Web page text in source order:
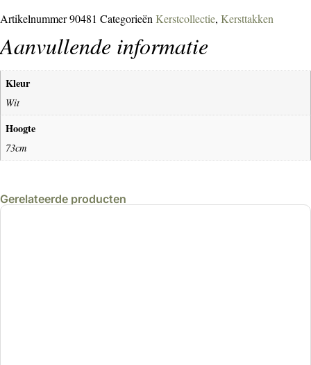
Artikelnummer90481 Categorieën Kerstcollectie, Kersttakken
Aanvullende informatie
Kleur
Wit
Hoogte
73cm
Gerelateerde producten